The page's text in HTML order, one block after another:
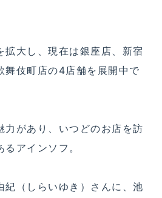
拡大し、現在は銀座店、新宿
舞伎町店の4店舗を展開中で
力があり、いつどのお店を訪
アインソフ。
紀（しらいゆき）さんに、池